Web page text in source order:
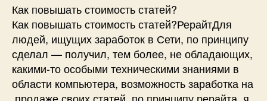
Как повышать стоимость статей?
Как повышать стоимость статей?РерайтДля
людей, ищущих заработок в Сети, по принципу
сделал — получил, тем более, не обладающих,
какими-то особыми техническими знаниями в
области компьютера, возможность заработка на
продаже своих статей, по принципу рерайта, я